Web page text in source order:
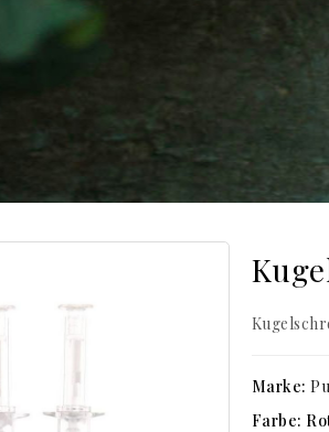
Marke:
Farbe: